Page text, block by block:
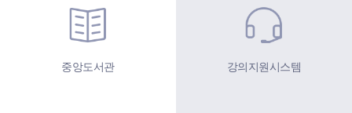
중앙도서관 강의지원시스템